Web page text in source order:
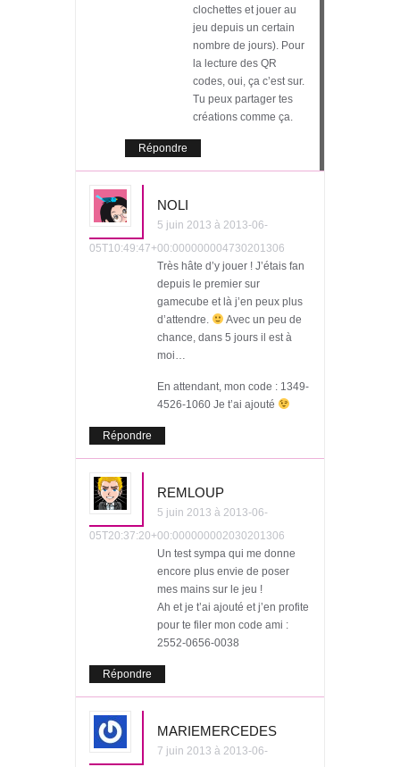
clochettes et jouer au
jeu depuis un certain
nombre de jours). Pour
la lecture des QR
codes, oui, ça c’est sur.
Tu peux partager tes
créations comme ça.
Répondre
NOLI
5 juin 2013 à 2013-06-
05T10:49:47+00:000000004730201306
Très hâte d’y jouer ! J’étais fan
depuis le premier sur
gamecube et là j’en peux plus
d’attendre.
Avec un peu de
chance, dans 5 jours il est à
moi…
En attendant, mon code : 1349-
4526-1060 Je t’ai ajouté
Répondre
REMLOUP
5 juin 2013 à 2013-06-
05T20:37:20+00:000000002030201306
Un test sympa qui me donne
encore plus envie de poser
mes mains sur le jeu !
Ah et je t’ai ajouté et j’en profite
pour te filer mon code ami :
2552-0656-0038
Répondre
MARIEMERCEDES
7 juin 2013 à 2013-06-